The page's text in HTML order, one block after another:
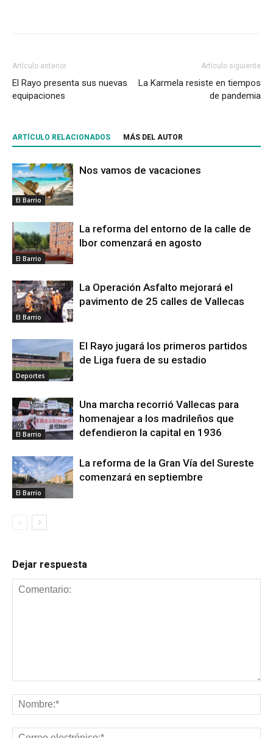
Artículo anterior
El Rayo presenta sus nuevas
equipaciones
Artículo siguiente
La Karmela resiste en tiempos
de pandemia
ARTÍCULO RELACIONADOS MÁS DEL AUTOR
El Barrio
Nos vamos de vacaciones
El Barrio
La reforma del entorno de la calle de
Ibor comenzará en agosto
El Barrio
La Operación Asfalto mejorará el
pavimento de 25 calles de Vallecas
Deportes
El Rayo jugará los primeros partidos
de Liga fuera de su estadio
El Barrio
Una marcha recorrió Vallecas para
homenajear a los madrileños que
defendieron la capital en 1936
El Barrio
La reforma de la Gran Vía del Sureste
comenzará en septiembre
Dejar respuesta